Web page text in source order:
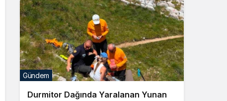
Gündüz Modu
Gündüz modunu seçin.
Gece Modu
Gece modunu seçin.
Sistem modunu seçin.
Durmitor Dağında Yaralanan Yunan
Gündem